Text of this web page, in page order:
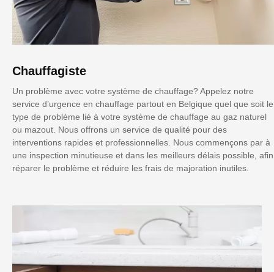
Chauffagiste
Un problème avec votre système de chauffage? Appelez notre
service d’urgence en chauffage partout en Belgique quel que soit le
type de problème lié à votre système de chauffage au gaz naturel
ou mazout. Nous offrons un service de qualité pour des
interventions rapides et professionnelles. Nous commençons par à
une inspection minutieuse et dans les meilleurs délais possible, afin
réparer le problème et réduire les frais de majoration inutiles.